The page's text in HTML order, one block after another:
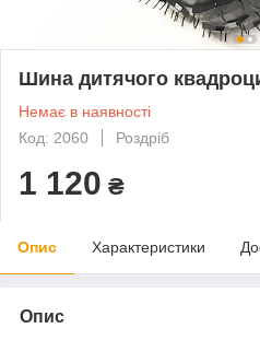
Шина дитячого
Немає в наявності
Код: 2060
Роздріб
1 120 ₴
Опис Характеристики
Опис